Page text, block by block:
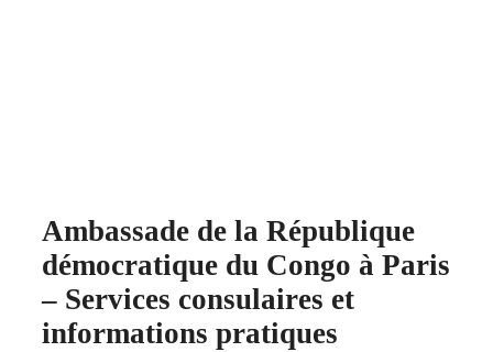
Ambassade de la République
démocratique du Congo à Paris
– Services consulaires et
informations pratiques